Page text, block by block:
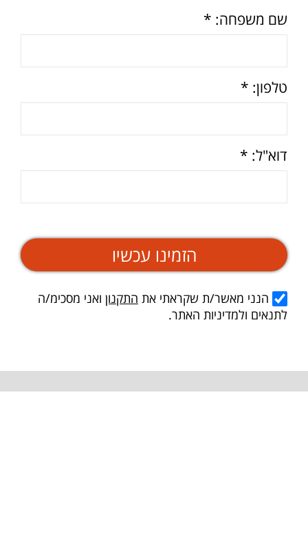
שם משפחה: *
טלפון: *
דוא"ל: *
הזמינו עכשיו
הנני מאשר/ת שקראתי את התקנון ואני מסכימ/ה
לתנאים ולמדיניות האתר.